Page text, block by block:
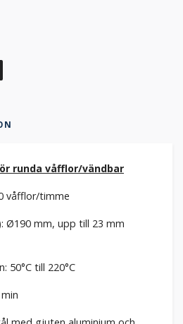
runda våfflor/vändbar
våfflor/timme
Ø190 mm, upp till 23 mm
50°C till 220°C